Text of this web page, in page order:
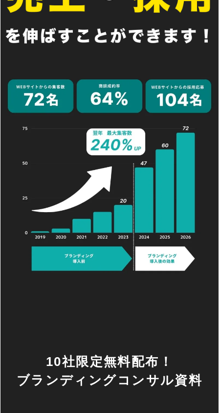
10社限定無料配布！
ブランディングコンサル資料